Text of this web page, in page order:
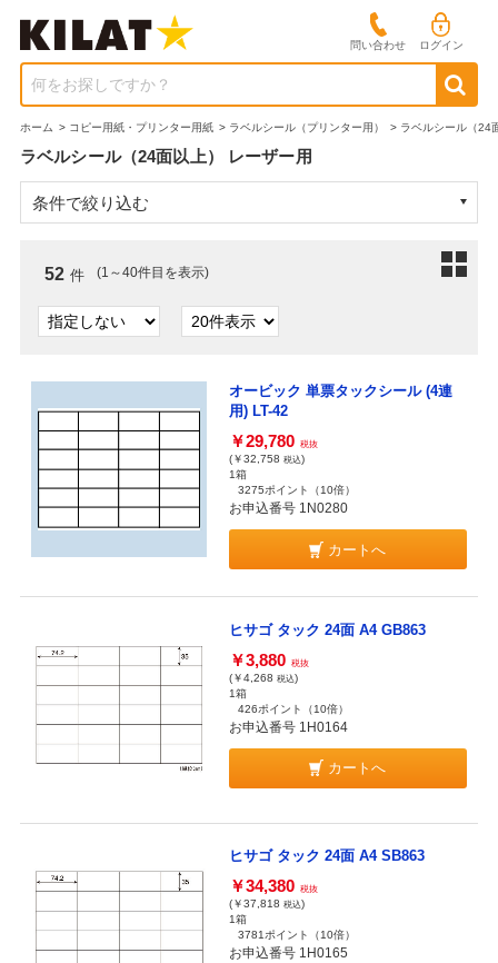
問い合わせ ログイン
何をお探しですか？
ホーム > コピー用紙・プリンター用紙 > ラベルシール（プリンター用） > ラベルシール（24
ラベルシール（24面以上） レーザー用
条件で絞り込む
52 件 (1～40件目を表示)
オービック 単票タックシール (4連
用) LT-42
￥29,780 税抜
(￥32,758 税込)
1箱
3275ポイント
（10倍）
お申込番号 1N0280
カートへ
ヒサゴ タック 24面 A4 GB863
￥3,880 税抜
(￥4,268 税込)
1箱
426ポイント
（10倍）
お申込番号 1H0164
カートへ
ヒサゴ タック 24面 A4 SB863
￥34,380 税抜
(￥37,818 税込)
1箱
3781ポイント
（10倍）
お申込番号 1H0165